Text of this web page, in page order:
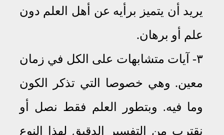
يريد أن يتميز برأيه عن أهل العلم دون
علم أو برهان.
٣- آيات متشابهات على الكل في زمان
معين. وهي خصوصا التي تذكر الكون
وما فيه. وبتطور العلم فقط نصل أو
نقترب من التفسير الدقيق لهذا النوع